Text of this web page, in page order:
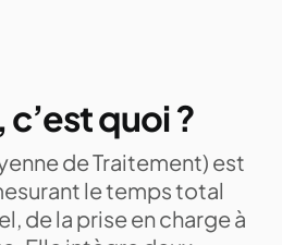
c’est quoi ?
de Traitement) est
le temps total
de la prise en charge à